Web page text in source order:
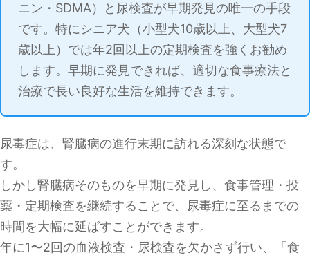
ニン・SDMA）と尿検査が早期発見の唯一の手段
です。特にシニア犬（小型犬10歳以上、大型犬7
歳以上）では年2回以上の定期検査を強くお勧め
します。早期に発見できれば、適切な食事療法と
治療で長い良好な生活を維持できます。
尿毒症は、腎臓病の進行末期に訪れる深刻な状態で
す。
しかし腎臓病そのものを早期に発見し、食事管理・投
薬・定期検査を継続することで、尿毒症に至るまでの
時間を大幅に延ばすことができます。
年に1〜2回の血液検査・尿検査を欠かさず行い、「食